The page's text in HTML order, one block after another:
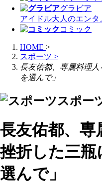
グラビア
アイドル大人のエンタ
コミック
HOME >
スポーツ >
長友佑都、専属料理
を選んで」
スポー
長友佑都、専
挫折した三瓶
選んで」